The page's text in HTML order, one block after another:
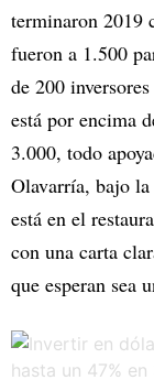
terminaron 2019
fueron a 1.500
de 200
está por encima
3.000, todo
Olavarría, bajo
está en el
con una carta
que esperan sea